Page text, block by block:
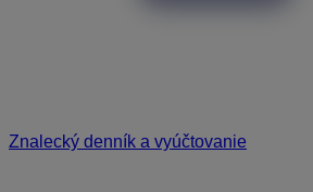
Znalecký denník a vyúčtovanie